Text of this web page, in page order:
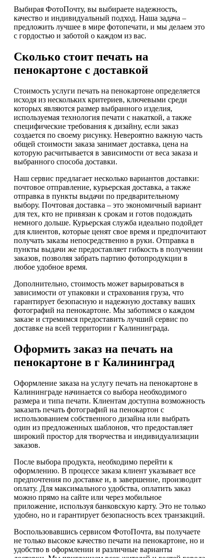
Выбирая ФотоПочту, вы выбираете надежность,
качество и индивидуальный подход. Наша задача –
предложить лучшее в мире фотопечати, и мы делаем это
с гордостью и заботой о каждом из вас.
Сколько стоит печать на
пенокартоне с доставкой
Стоимость услуги печать на пенокартоне определяется
исходя из нескольких критериев, ключевыми среди
которых являются размер выбранного изделия,
используемая технология печати с накаткой, а также
специфические требования к дизайну, если заказ
создается по своему рисунку. Невероятно важную часть
общей стоимости заказа занимает доставка, цена на
которую расчитывается в зависимости от веса заказа и
выбранного способа доставки.
Наш сервис предлагает несколько вариантов доставки:
почтовое отправление, курьерская доставка, а также
отправка в пункты выдачи по предварительному
выбору. Почтовая доставка – это экономичный вариант
для тех, кто не привязан к срокам и готов подождать
немного дольше. Курьерская служба идеально подойдет
для клиентов, которые ценят свое время и предпочитают
получать заказы непосредственно в руки. Отправка в
пункты выдачи же предоставляет гибкость в получении
заказов, позволяя забрать партию фотопродукции в
любое удобное время.
Дополнительно, стоимость может варьироваться в
зависимости от упаковки и страхования груза, что
гарантирует безопасную и надежную доставку ваших
фотографий на пенокартоне. Мы заботимся о каждом
заказе и стремимся предоставить лучший сервис по
доставке на всей территории г Калининграда.
Оформить заказ на печать на
пенокартоне в г Калининград
Оформление заказа на услугу печать на пенокартоне в
Калининграде начинается со выбора необходимого
размера и типа печати. Клиентам доступна возможность
заказать печать фотографий на пенокартон с
использованием собственного дизайна или выбрать
один из предложенных шаблонов, что предоставляет
широкий простор для творчества и индивидуализации
заказов.
После выбора продукта, необходимо перейти к
оформлению. В процессе заказа клиент указывает все
предпочтения по доставке и, в завершение, производит
оплату. Для максимального удобства, оплатить заказ
можно прямо на сайте или через мобильное
приложение, используя банковскую карту. Это не только
удобно, но и гарантирует безопасность всех транзакций.
Воспользовавшись сервисом ФотоПочта, вы получаете
не только высокое качество печати на пенокартоне, но и
удобство в оформлении и различные варианты